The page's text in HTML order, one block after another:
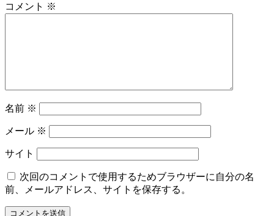
コメント ※
名前 ※
メール ※
サイト
次回のコメントで使用するためブラウザーに自分の名
前、メールアドレス、サイトを保存する。